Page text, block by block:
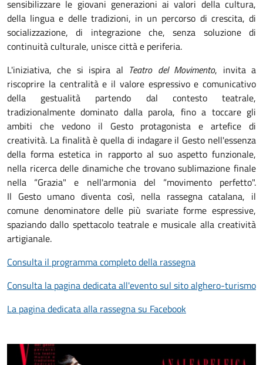
sensibilizzare le giovani generazioni ai valori della cultura,
della lingua e delle tradizioni, in un percorso di crescita, di
socializzazione, di integrazione che, senza soluzione di
continuità culturale, unisce città e periferia.
L'iniziativa, che si ispira al Teatro del Movimento, invita a
riscoprire la centralità e il valore espressivo e comunicativo
della gestualità partendo dal contesto teatrale,
tradizionalmente dominato dalla parola, fino a toccare gli
ambiti che vedono il Gesto protagonista e artefice di
creatività. La finalità è quella di indagare il Gesto nell'essenza
della forma estetica in rapporto al suo aspetto funzionale,
nella ricerca delle dinamiche che trovano sublimazione finale
nella “Grazia" e nell'armonia del “movimento perfetto".
Il Gesto umano diventa così, nella rassegna catalana, il
comune denominatore delle più svariate forme espressive,
spaziando dallo spettacolo teatrale e musicale alla creatività
artigianale.
Consulta il programma completo della rassegna
Consulta la pagina dedicata all'evento sul sito alghero-turismo
La pagina dedicata alla rassegna su Facebook